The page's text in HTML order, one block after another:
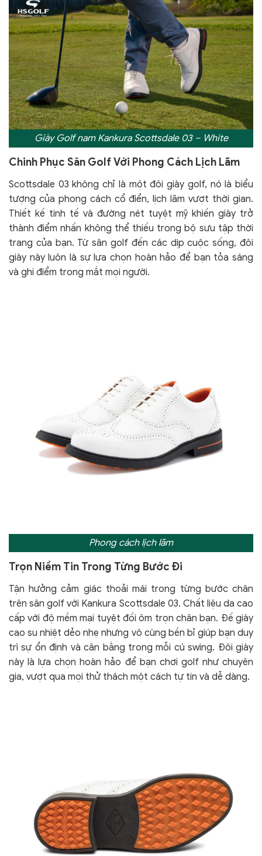
Giày Golf nam Kankura Scottsdale 03 – White
Chinh Phục Sân Golf Với Phong Cách Lịch Lãm
Scottsdale 03 không chỉ là một đôi giày golf, nó là biểu
tượng của phong cách cổ điển, lịch lãm vượt thời gian.
Thiết kế tinh tế và đường nét tuyệt mỹ khiến giày trở
thành điểm nhấn không thể thiếu trong bộ sưu tập thời
trang của bạn. Từ sân golf đến các dịp cuộc sống, đôi
giày này luôn là sự lựa chọn hoàn hảo để bạn tỏa sáng
và ghi điểm trong mắt mọi người.
Phong cách lịch lãm
Trọn Niềm Tin Trong Từng Bước Đi
Tận hưởng cảm giác thoải mái trong từng bước chân
trên sân golf với Kankura Scottsdale 03. Chất liệu da cao
cấp với độ mềm mại tuyệt đối ôm trọn chân bạn. Đế giày
cao su nhiệt dẻo nhẹ nhưng vô cùng bền bỉ giúp bạn duy
trì sự ổn định và cân bằng trong mỗi cú swing. Đôi giày
này là lựa chọn hoàn hảo để bạn chơi golf như chuyên
gia, vượt qua mọi thử thách một cách tự tin và dễ dàng.